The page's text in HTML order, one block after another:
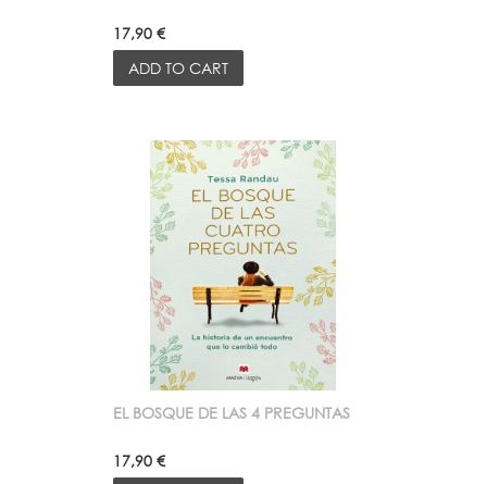
17,90 €
ADD TO CART
EL BOSQUE DE LAS 4 PREGUNTAS
17,90 €